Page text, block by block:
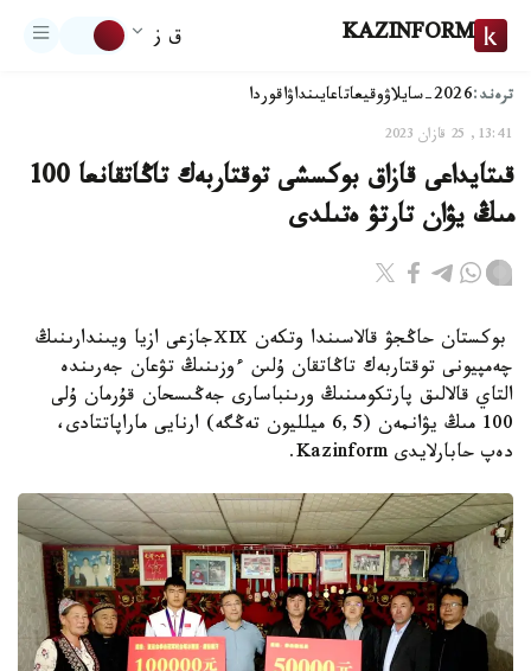
KAZINFORM ق ز
ترەند:2026-سايلاۋ وقيعاتاعايىنداۋاقوردا
13:41, 25 قازان 2023
قىتايداعى قازاق بوكسشى توقتاربەك تاڭاتقانعا 100
مىڭ يۋان تارتۋ ەتىلدى
بوكستان حاڭجۋ قالاسىندا وتكەن ⅩⅨجازعى ازيا ويىندارىنىڭ
چەمپيونى توقتاربەك تاڭاتقان ۇلىن ءوزىنىڭ تۋعان جەرىندە
التاي قالالىق پارتكومىنىڭ ورىنباسارى جەڭىسحان قۇرمان ۇلى
100 مىڭ يۋانمەن (6,5 ميلليون تەڭگە) ارنايى ماراپاتتادى،
دەپ حابارلايدى Kazinform.